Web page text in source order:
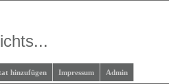
hinzufügen Impressum Admin